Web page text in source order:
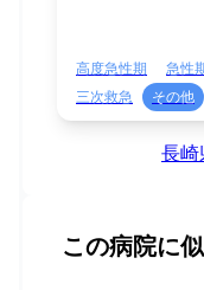
高度急性期 急性
三次救急
その他
長崎
この病院に